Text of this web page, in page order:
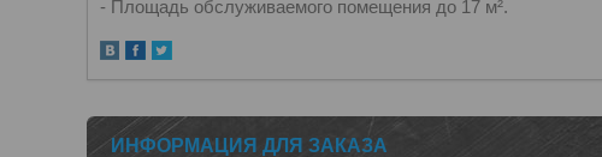
- Площадь обслуживаемого помещения до 17 м².
ИНФОРМАЦИЯ ДЛЯ ЗАКАЗА